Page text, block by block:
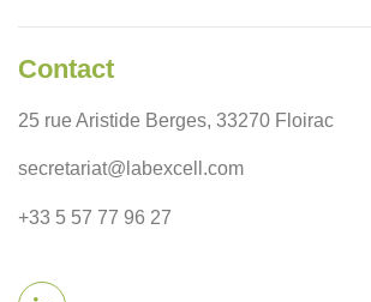
Contact
25 rue Aristide Berges, 33270 Floirac
secretariat@labexcell.com
+33 5 57 77 96 27